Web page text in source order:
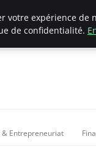
& Entrepreneuriat
votre expérience de
de confidentialité.